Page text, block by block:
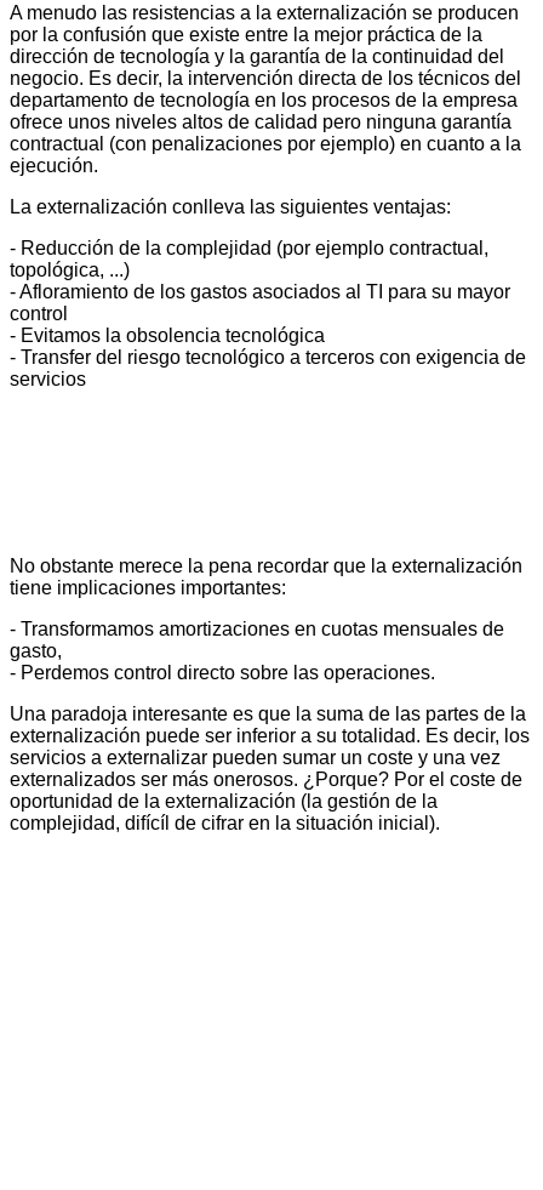
A menudo las resistencias a la externalización se producen
por la confusión que existe entre la mejor práctica de la
dirección de tecnología y la garantía de la continuidad del
negocio. Es decir, la intervención directa de los técnicos del
departamento de tecnología en los procesos de la empresa
ofrece unos niveles altos de calidad pero ninguna garantía
contractual (con penalizaciones por ejemplo) en cuanto a la
ejecución.
La externalización conlleva las siguientes ventajas:
- Reducción de la complejidad (por ejemplo contractual,
topológica, ...)
- Afloramiento de los gastos asociados al TI para su mayor
control
- Evitamos la obsolencia tecnológica
- Transfer del riesgo tecnológico a terceros con exigencia de
servicios
No obstante merece la pena recordar que la externalización
tiene implicaciones importantes:
- Transformamos amortizaciones en cuotas mensuales de
gasto,
- Perdemos control directo sobre las operaciones.
Una paradoja interesante es que la suma de las partes de la
externalización puede ser inferior a su totalidad. Es decir, los
servicios a externalizar pueden sumar un coste y una vez
externalizados ser más onerosos. ¿Porque? Por el coste de
oportunidad de la externalización (la gestión de la
complejidad, difícíl de cifrar en la situación inicial).